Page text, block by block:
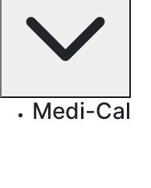
Medi-Cal